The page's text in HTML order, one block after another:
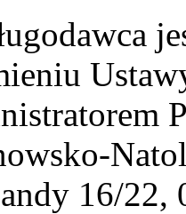
16/22,